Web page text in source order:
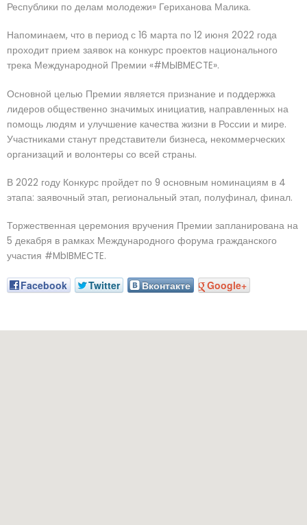
Республики по делам молодежи» Гериханова Малика.
Напоминаем, что в период с 16 марта по 12 июня 2022 года
проходит прием заявок на конкурс проектов национального
трека Международной Премии «#MЬIBMECTE».
Основной целью Премии является признание и поддержка
лидеров общественно значимых инициатив, направленных на
помощь людям и улучшение качества жизни в России и мире.
Участниками станут представители бизнеса, некоммерческих
организаций и волонтеры со всей страны.
В 2022 году Конкурс пройдет по 9 основным номинациям в 4
этапа: заявочный этап, региональный этап, полуфинал, финал.
Торжественная церемония вручения Премии запланирована на
5 декабря в рамках Международного форума гражданского
участия #MbIBMECTE.
Facebook Twitter Вконтакте Google+